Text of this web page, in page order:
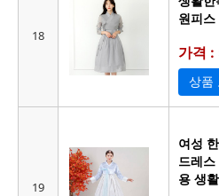
18
원피
가격
상품
19
여성
드레
용 생